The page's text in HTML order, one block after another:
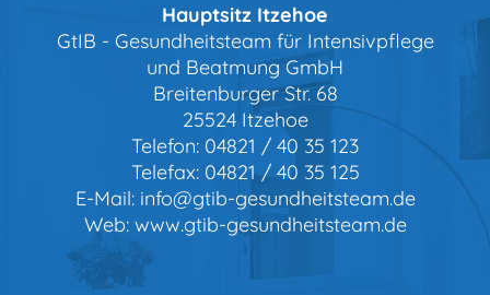
Hauptsitz Itzehoe
GtIB - Gesundheitsteam für Intensivpflege
und Beatmung GmbH
Breitenburger Str. 68
25524 Itzehoe
Telefon: 04821 / 40 35 123
Telefax: 04821 / 40 35 125
E-Mail: info@gtib-gesundheitsteam.de
Web: www.gtib-gesundheitsteam.de